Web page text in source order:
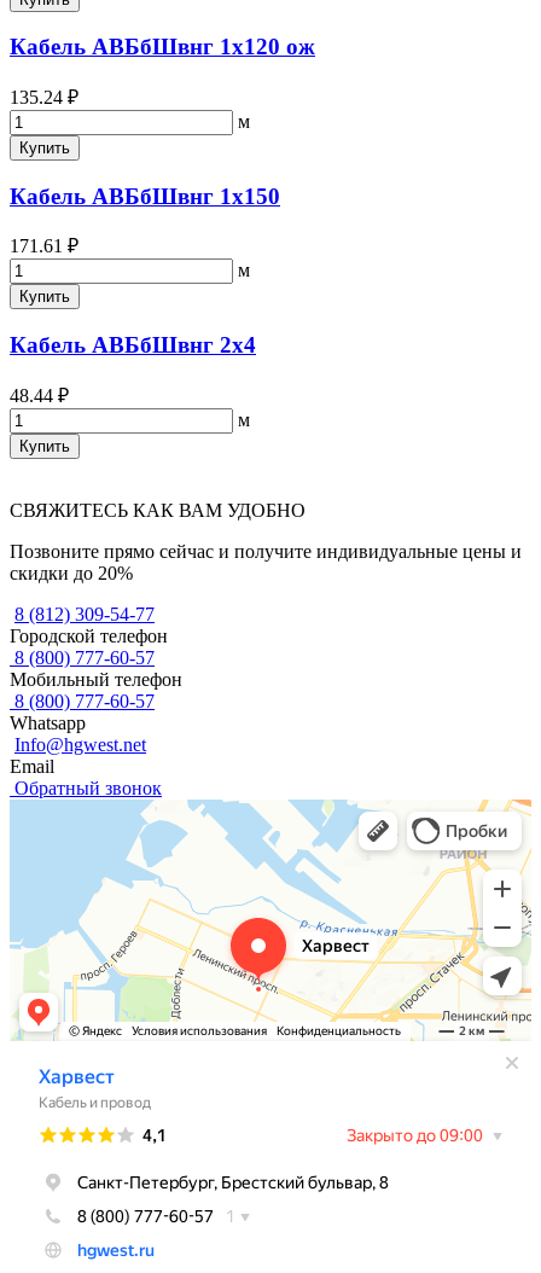
Кабель АВБбШвнг 1х120 ож
135.24 ₽
м
Купить
Кабель АВБбШвнг 1х150
171.61 ₽
м
Купить
Кабель АВБбШвнг 2х4
48.44 ₽
м
Купить
СВЯЖИТЕСЬ КАК ВАМ УДОБНО
Позвоните прямо сейчас и получите индивидуальные цены и
скидки до 20%
8 (812) 309-54-77
Городской телефон
8 (800) 777-60-57
Мобильный телефон
8 (800) 777-60-57
Whatsapp
Info@hgwest.net
Email
Обратный звонок